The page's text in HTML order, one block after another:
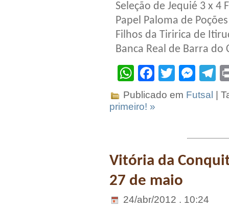
Seleção de Jequié 3 x
Papel Paloma de
Filhos da Tiririca de
Banca Real de Barra do
WhatsApp
Facebook
Twitter
Publicado em Futsal
|
primeiro! »
Vitória da
27 de maio
24/abr/2012 . 10:24